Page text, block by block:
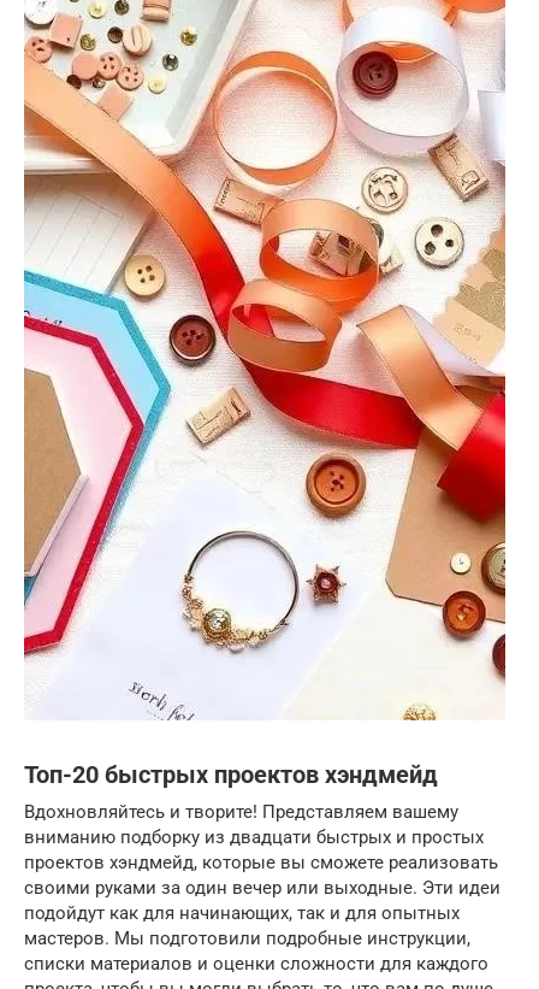
Топ-20 быстрых проектов хэндмейд
Вдохновляйтесь и творите! Представляем вашему
вниманию подборку из двадцати быстрых и простых
проектов хэндмейд, которые вы сможете реализовать
своими руками за один вечер или выходные. Эти идеи
подойдут как для начинающих, так и для опытных
мастеров. Мы подготовили подробные инструкции,
списки материалов и оценки сложности для каждого